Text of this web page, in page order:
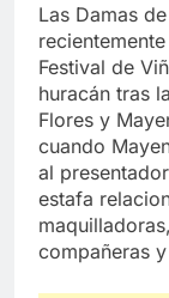
Las Damas
Festival de
huracán tras
Flores y
cuando
al
estafa
compañeras